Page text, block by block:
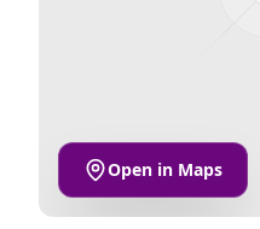
Open in Maps